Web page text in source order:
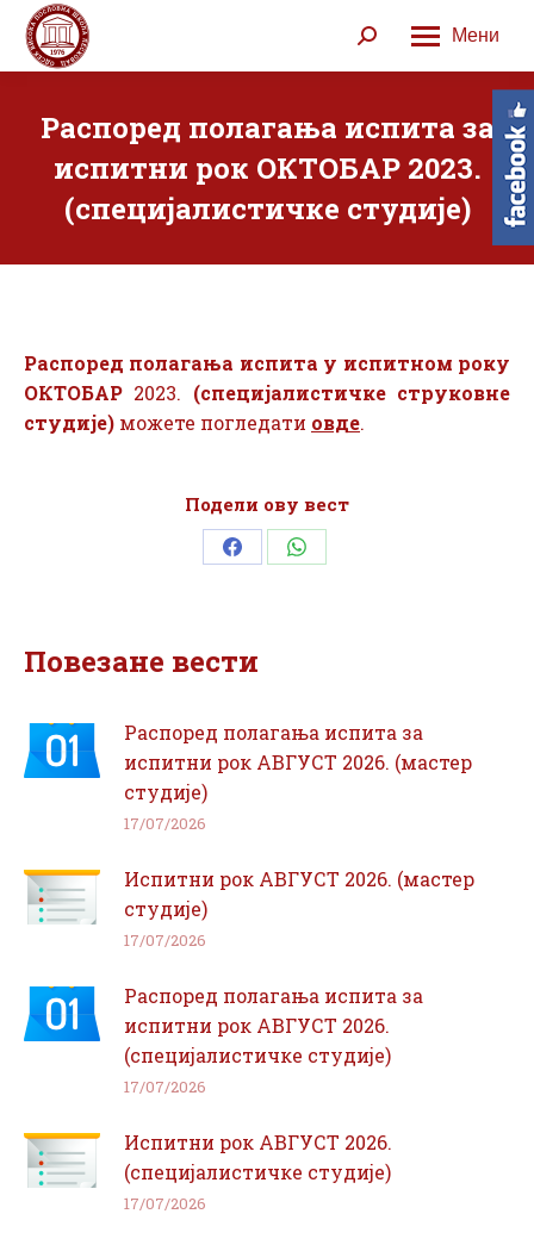
Мени
Search:
Распоред полагања испита за
испитни рок ОКТОБАР 2023.
(специјалистичке студије)
Распоред полагања испита у испитном року
ОКТОБАР 2023. (специјалистичке струковне
студије) можете погледати овде.
Подели ову вест
Share Share
Повезане вести
Распоред полагања испита за
испитни рок АВГУСТ 2026. (мастер
студије)
17/07/2026
Испитни рок АВГУСТ 2026. (мастер
студије)
17/07/2026
Распоред полагања испита за
испитни рок АВГУСТ 2026.
(специјалистичке студије)
17/07/2026
Испитни рок АВГУСТ 2026.
(специјалистичке студије)
17/07/2026